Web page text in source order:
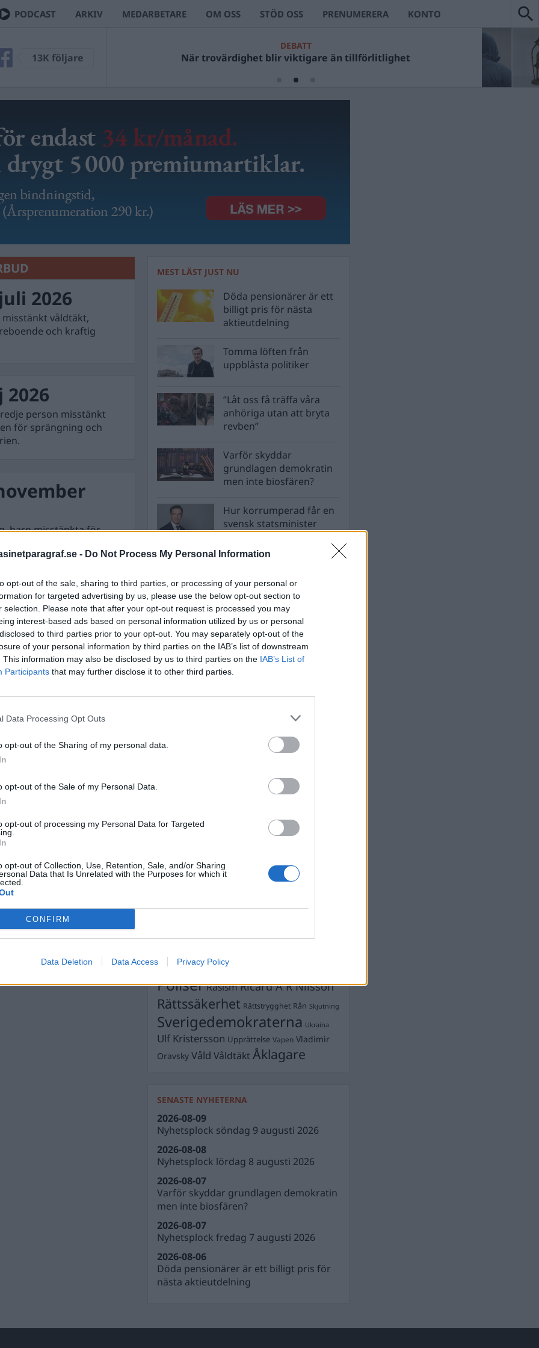
- Do Not Process My Personal Information
opt-out of the sale, sharing to third parties, or processing of your personal or
for targeted advertising by us, please use the below opt-out section to
selection. Please note that after your opt-out request is processed you may
interest-based ads based on personal information utilized by us or personal
to third parties prior to your opt-out. You may separately opt-out of the
of your personal information by third parties on the IAB’s list of downstream
This information may also be disclosed by us to third parties on the IAB’s List of
Participants that may further disclose it to other third parties.
Data Processing Opt Outs
opt-out of the Sharing of my personal data.
opt-out of the Sale of my Personal Data.
opt-out of processing my Personal Data for Targeted
opt-out of Collection, Use, Retention, Sale, and/or Sharing
Data that Is Unrelated with the Purposes for which it
CONFIRM
Data Deletion Data Access Privacy Policy
PODCAST ARKIV MEDARBETARE OM OSS STÖD OSS PRENUMERERA KONTO
13K följare
DEBATT
När trovärdighet blir viktigare än tillförlitlighet
2026
våldtäkt,
och kraftig
person misstänkt
för sprängning och
barn misstänkta för
i Norge och Polen
för bedrägeri-sms, ny
stoppad med
efter fusk i tv-spel.
9 mars
döms för tjänstefel -
kontaktförbud, Tesla
för att ha ritat en
26
av
sjuksköterska
från pytonorm i
MEST LÄST JUST NU
Döda pensionärer är ett
billigt pris för nästa
aktieutdelning
Tomma löften från
uppblåsta politiker
”Låt oss få träffa våra
anhöriga utan att bryta
revben”
Varför skyddar
grundlagen demokratin
men inte biosfären?
Hur korrumperad får en
svensk statsminister
STÖD OSS
Stöd Para§raf – magasinet som hatas av
högertrollen
PRENUMERERA PÅ PARA§RAFS NYHETSBREV
Brottslighet
Börje
Demokrati Dick Sundevall
FängelseFörhör Grov misshandel
Jimmie Åkesson Kokainmålet
Lagar
Misshandel Moderaterna Mord
Silventoinen
Petter Inedahl
PoliserRasismRicard A R Nilsson
Rättssäkerhet Rättstrygghet Rån Skjutning
Sverigedemokraterna Ukraina
Ulf Kristersson Upprättelse Vapen Vladimir
Oravsky Våld Våldtäkt Åklagare
SENASTE NYHETERNA
Nyhetsplock söndag 9 augusti 2026
2026-08-09
Nyhetsplock lördag 8 augusti 2026
2026-08-08
Varför skyddar grundlagen demokratin
men inte biosfären?
2026-08-07
Nyhetsplock fredag 7 augusti 2026
2026-08-07
Döda pensionärer är ett billigt pris för
nästa aktieutdelning
2026-08-06